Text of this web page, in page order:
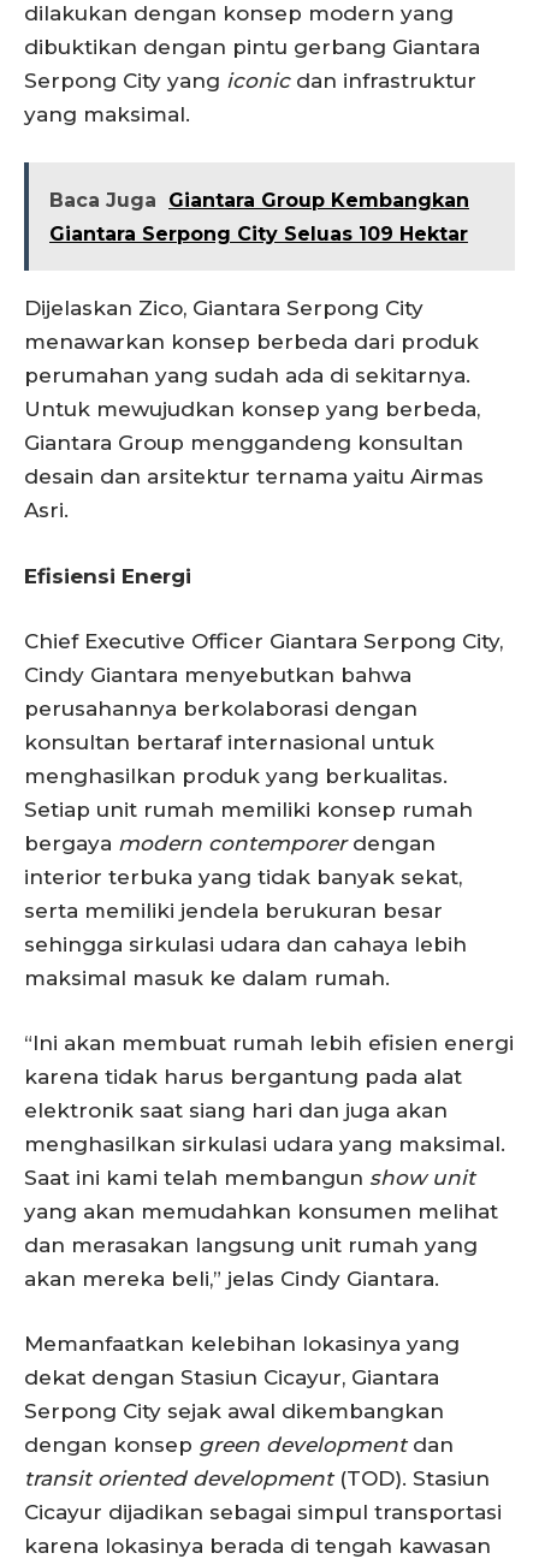
dilakukan dengan konsep modern yang
dibuktikan dengan pintu gerbang Giantara
Serpong City yang iconicdan infrastruktur
yang maksimal.
Baca Juga
Giantara Group Kembangkan
Giantara Serpong City Seluas 109 Hektar
Dijelaskan Zico, Giantara Serpong City
menawarkan konsep berbeda dari produk
perumahan yang sudah ada di sekitarnya.
Untuk mewujudkan konsep yang berbeda,
Giantara Group menggandeng konsultan
desain dan arsitektur ternama yaitu Airmas
Asri.
Efisiensi Energi
Chief Executive Officer Giantara Serpong City,
Cindy Giantara menyebutkan bahwa
perusahannya berkolaborasi dengan
konsultan bertaraf internasional untuk
menghasilkan produk yang berkualitas.
Setiap unit rumah memiliki konsep rumah
bergaya modern contemporerdengan
interior terbuka yang tidak banyak sekat,
serta memiliki jendela berukuran besar
sehingga sirkulasi udara dan cahaya lebih
maksimal masuk ke dalam rumah.
“Ini akan membuat rumah lebih efisien energi
karena tidak harus bergantung pada alat
elektronik saat siang hari dan juga akan
menghasilkan sirkulasi udara yang maksimal.
Saat ini kami telah membangun show unit
yang akan memudahkan konsumen melihat
dan merasakan langsung unit rumah yang
akan mereka beli,” jelas Cindy Giantara.
Memanfaatkan kelebihan lokasinya yang
dekat dengan Stasiun Cicayur, Giantara
Serpong City sejak awal dikembangkan
dengan konsep green development dan
transit oriented development(TOD). Stasiun
Cicayur dijadikan sebagai simpul transportasi
karena lokasinya berada di tengah kawasan